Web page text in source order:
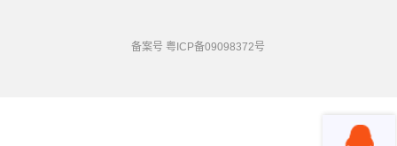
备案号粤ICP备09098372号